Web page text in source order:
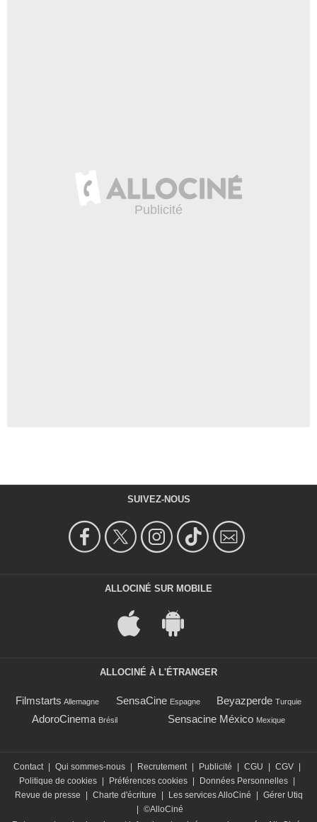
SUIVEZ-NOUS
ALLOCINÉ SUR MOBILE
ALLOCINÉ À L'ÉTRANGER
Filmstarts Allemagne SensaCine Espagne Beyazperde Turquie
AdoroCinema Brésil Sensacine México Mexique
Contact Qui sommes-nous Recrutement Publicité CGU CGV
Politique de cookies
Préférences cookies Données Personnelles
Revue de presse
Charte d'écriture Les services AlloCiné
Gérer Utiq
©AlloCiné